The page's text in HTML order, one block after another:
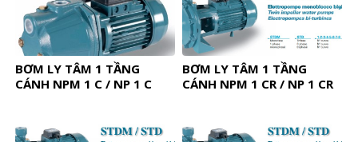
BƠM LY TÂM 1 TẦNG
CÁNH NPM 1 C / NP 1 C
BƠM LY TÂM 1 TẦNG
CÁNH NPM 1 CR / NP 1 CR